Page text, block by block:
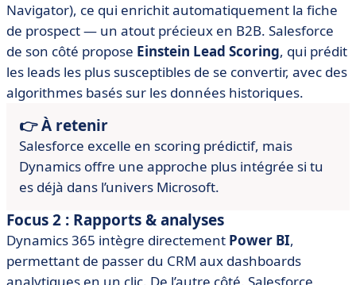
Navigator), ce qui enrichit automatiquement la fiche
de prospect — un atout précieux en B2B. Salesforce
de son côté propose Einstein Lead Scoring, qui prédit
les leads les plus susceptibles de se convertir, avec des
algorithmes basés sur les données historiques.
👉 À retenir
Salesforce excelle en scoring prédictif, mais
Dynamics offre une approche plus intégrée si tu
es déjà dans l’univers Microsoft.
Focus 2 : Rapports & analyses
Dynamics 365 intègre directement Power BI,
permettant de passer du CRM aux dashboards